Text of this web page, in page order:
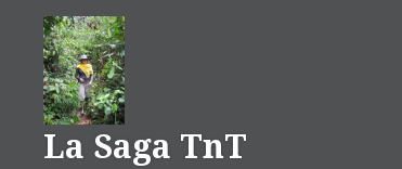
contenu
La Saga TnT